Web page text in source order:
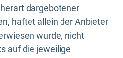
dargebotener
haftet allein der Anbieter
wurde, nicht
auf die jeweilige